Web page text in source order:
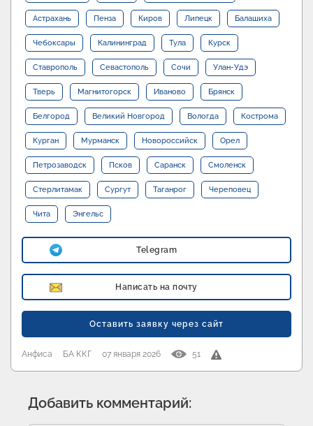
Астрахань Пенза Киров Липецк Балашиха
Чебоксары Калининград Тула Курск
Ставрополь Севастополь Сочи Улан-Удэ
Тверь Магнитогорск Иваново Брянск
Белгород Великий Новгород Вологда Кострома
Курган Мурманск Новороссийск Орел
Петрозаводск Псков Саранск Смоленск
Стерлитамак Сургут Таганрог Череповец
Чита Энгельс
Telegram
Написать на почту
Оставить заявку через сайт
Анфиса БА ККГ 07 января 2026 51
Добавить комментарий: